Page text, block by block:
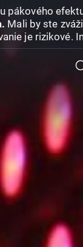
pákového
Mali by ste
je rizikové.